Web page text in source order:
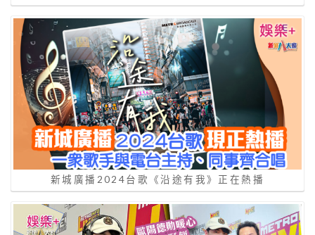
新城廣播2024台歌《沿途有我》正在熱播